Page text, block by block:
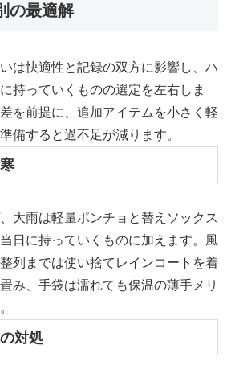
の最適解
は快適性と記録の双方に影響し、ハ
持っていくものの選定を左右しま
を前提に、追加アイテムを小さく軽
備すると過不足が減ります。
大雨は軽量ポンチョと替えソックス
日に持っていくものに加えます。風
列までは使い捨てレインコートを着
み、手袋は濡れても保温の薄手メリ
対処